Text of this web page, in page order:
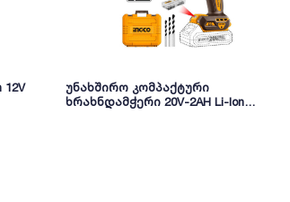
უნახშირო კომპაქტური
ხრახნდამჭერი 20V-2AH Li-Ion